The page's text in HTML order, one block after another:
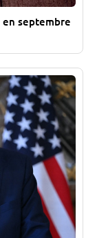
septembre